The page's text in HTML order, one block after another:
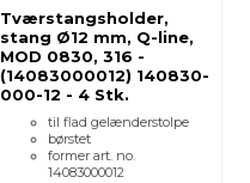
Tværstangsholder,
stang Ø12 mm, Q-line,
MOD 0830, 316 -
(14083000012) 140830-
000-12 - 4 Stk.
til flad gelænderstolpe
børstet
former art. no.
14083000012